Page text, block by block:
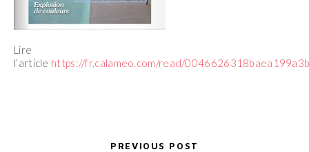
Lire
l’article https://fr.calameo.com/read/
PREVIOUS POST